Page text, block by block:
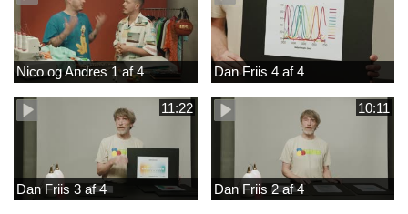
Nico og Andres 1 af 4 Dan Friis 4 af 4
11:22
Dan Friis 3 af 4
10:11
Dan Friis 2 af 4